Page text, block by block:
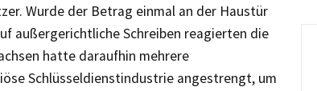
Wurde der Betrag einmal an der Haustür
außergerichtliche Schreiben reagierten die
hatte daraufhin mehrere
Schlüsseldienstindustrie angestrengt, um